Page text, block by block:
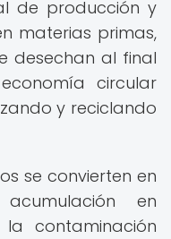
de producción y
materias primas,
desechan al final
circular
y reciclando
se convierten en
en
contaminación